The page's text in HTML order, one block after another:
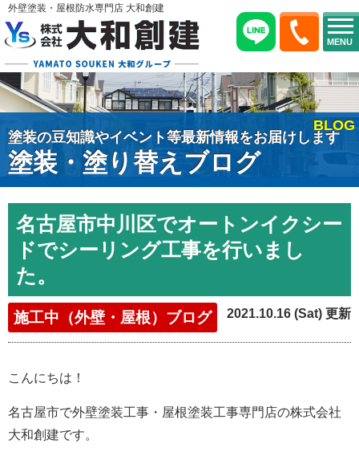
MENU
外壁塗装・屋根防水専門店 大和創建
塗装の豆知識やイベント等最新情報をお届けします
塗装・塗り替えブログ
BLOG
名古屋市中川区でオートンイクシー
ドでシーリング工事を行いまし
た。
施工中（外壁・屋根）ブログ 2021.10.16 (Sat) 更新
こんにちは！
名古屋市で外壁塗装工事・屋根塗装工事専門店の株式会社
大和創建です。